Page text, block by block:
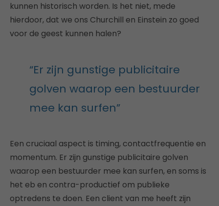
kunnen historisch worden. Is het niet, mede
hierdoor, dat we ons Churchill en Einstein zo goed
voor de geest kunnen halen?
“Er zijn gunstige publicitaire
golven waarop een bestuurder
mee kan surfen”
Een cruciaal aspect is timing, contactfrequentie en
momentum. Er zijn gunstige publicitaire golven
waarop een bestuurder mee kan surfen, en soms is
het eb en contra-productief om publieke
optredens te doen. Een client van me heeft zijn